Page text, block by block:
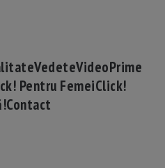
VedeteVideoPrime
Pentru FemeiClick!
Contact